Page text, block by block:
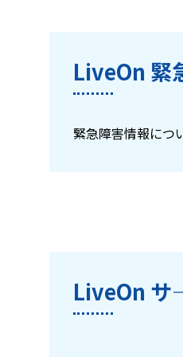
LiveOn 緊
緊急障害情報につ
LiveOn サ